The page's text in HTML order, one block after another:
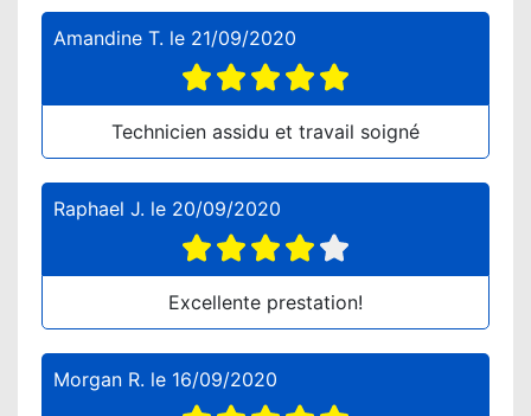
Amandine T. le 21/09/2020
Technicien assidu et travail soigné
Raphael J. le 20/09/2020
Excellente prestation!
Morgan R. le 16/09/2020